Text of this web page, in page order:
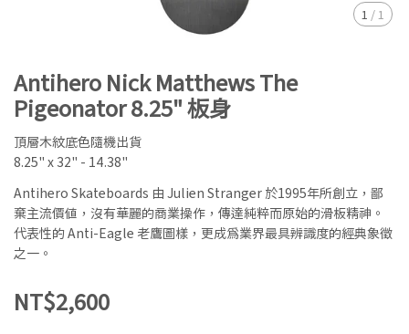
1 / 1
Antihero Nick Matthews The
Pigeonator 8.25" 板身
頂層木紋底色隨機出貨
8.25" x 32" - 14.38"
Antihero Skateboards 由 Julien Stranger 於1995年所創立，鄙
棄主流價值，沒有華麗的商業操作，傳達純粹而原始的滑板精神。
代表性的 Anti-Eagle 老鷹圖樣，更成為業界最具辨識度的經典象徵
之一。
NT$2,600